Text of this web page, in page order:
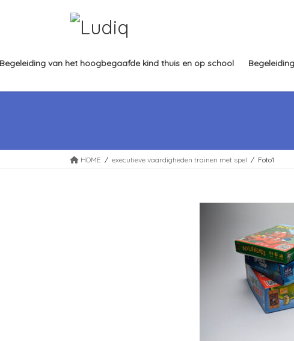
Begeleiding van het hoogbegaafde kind thuis en op school
HOME executieve vaardigheden trainen met spel Foto1